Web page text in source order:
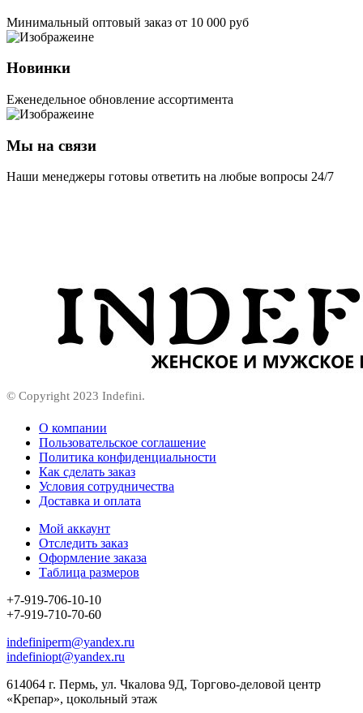
Минимальный оптовый заказ от 10 000 руб
Новинки
Еженедельное обновление ассортимента
Мы на связи
Наши менеджеры готовы ответить на любые вопросы 24/7
© Copyright 2023 Indefini.
О компании
Пользовательское соглашение
Политика конфиденциальности
Как сделать заказ
Условия сотрудничества
Доставка и оплата
Мой аккаунт
Отследить заказ
Оформление заказа
Таблица размеров
+7-919-706-10-10
+7-919-710-70-60
indefiniperm@yandex.ru
indefiniopt@yandex.ru
614064 г. Пермь, ул. Чкалова 9Д, Торгово-деловой центр
«Крепар», цокольный этаж